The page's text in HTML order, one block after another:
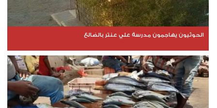
الحوثيون يهاجمون مدرسة علي عنتر بالضالع